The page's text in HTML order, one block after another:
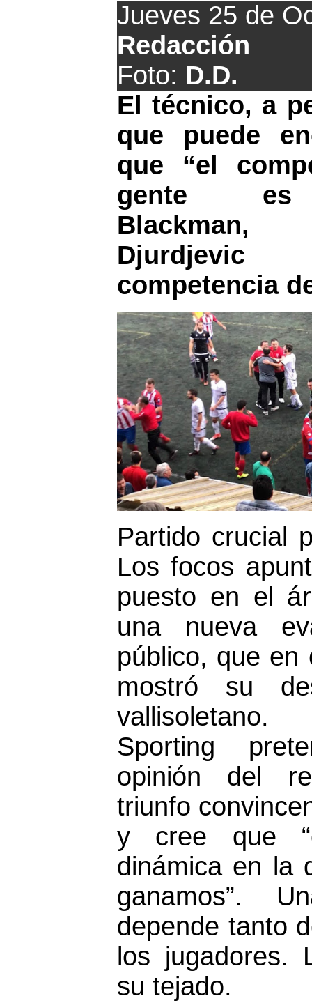
Jueves 25 de
Redacción
Foto: D.D.
El técnico, a
que puede
que “el
gente es
Djurdjevic
competencia
Partido crucial
Los focos
puesto en el
una nueva
público, que en
mostró su
Sporting
opinión del
triunfo
y cree que
dinámica en la
ganamos”.
depende tanto
los jugadores.
su tejado.